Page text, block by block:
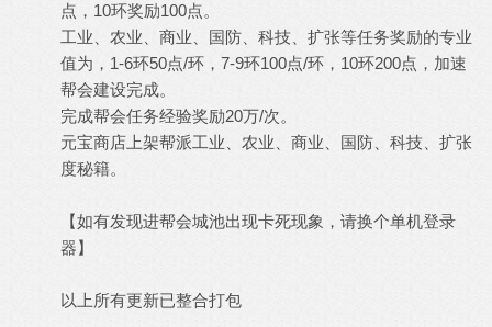
点，10环奖励100点。
工业、农业、商业、国防、科技、扩张等任务奖励的专业
值为，1-6环50点/环，7-9环100点/环，10环200点，加速
帮会建设完成。
完成帮会任务经验奖励20万/次。
元宝商店上架帮派工业、农业、商业、国防、科技、扩张
度秘籍。
【如有发现进帮会城池出现卡死现象，请换个单机登录
器】
以上所有更新已整合打包